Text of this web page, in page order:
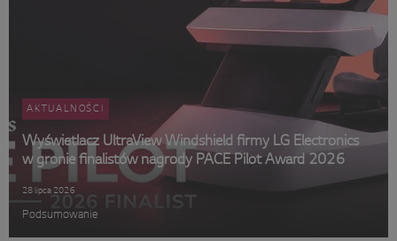
AKTUALNOŚCI
Wyświetlacz UltraView Windshield firmy LG Electronics
w gronie finalistów nagrody PACE Pilot Award 2026
28 lipca 2026
Podsumowanie